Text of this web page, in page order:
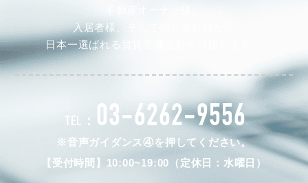
入居者様、そして仲介会社様から
日本一選ばれる賃貸管理会社を目指します。
TEL： 03-6262-9556
※音声ガイダンス④を押してください。
【受付時間】10:00~19:00（定休日：水曜日）